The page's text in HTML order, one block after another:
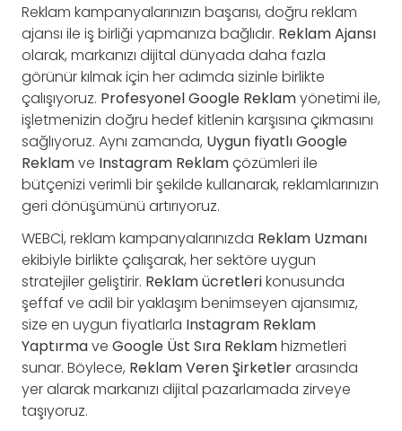
Reklam kampanyalarınızın başarısı, doğru reklam
ajansı ile iş birliği yapmanıza bağlıdır. Reklam Ajansı
olarak, markanızı dijital dünyada daha fazla
görünür kılmak için her adımda sizinle birlikte
çalışıyoruz. Profesyonel Google Reklamyönetimi ile,
işletmenizin doğru hedef kitlenin karşısına çıkmasını
sağlıyoruz. Aynı zamanda, Uygun fiyatlı Google
Reklamve Instagram Reklamçözümleri ile
bütçenizi verimli bir şekilde kullanarak, reklamlarınızın
geri dönüşümünü artırıyoruz.
WEBCİ, reklam kampanyalarınızda Reklam Uzmanı
ekibiyle birlikte çalışarak, her sektöre uygun
stratejiler geliştirir. Reklam ücretlerikonusunda
şeffaf ve adil bir yaklaşım benimseyen ajansımız,
size en uygun fiyatlarla Instagram Reklam
Yaptırmave Google Üst Sıra Reklamhizmetleri
sunar. Böylece, Reklam Veren Şirketlerarasında
yer alarak markanızı dijital pazarlamada zirveye
taşıyoruz.